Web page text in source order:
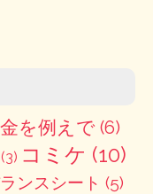
を例えで (6)
(3) コミケ (10)
ンスシート (5)